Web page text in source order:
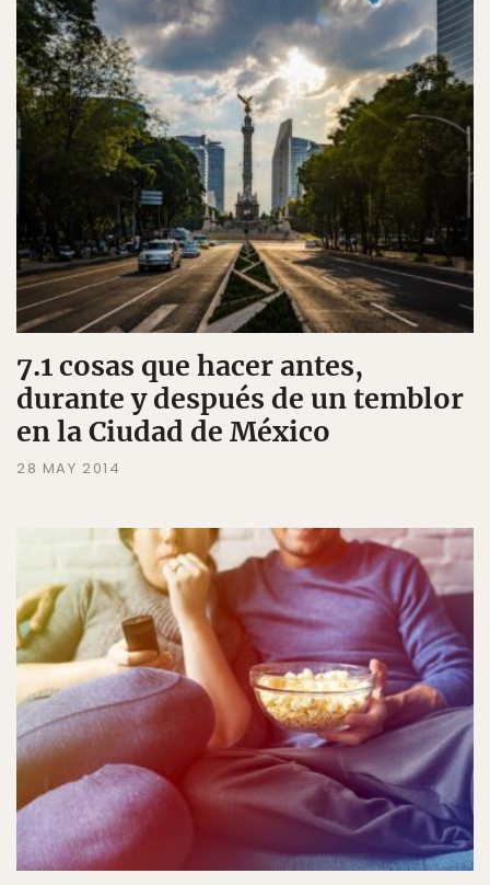
7.1 cosas que hacer antes,
durante y después de un temblor
en la Ciudad de México
28 MAY 2014